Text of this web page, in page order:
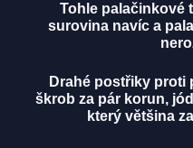
Tohle palačinkové
surovina navíc a
Drahé postřiky proti
škrob za pár korun,
který většina